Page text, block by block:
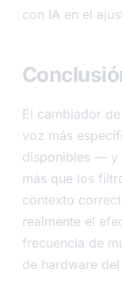
con IA en el
El cambiador
voz más
disponibles — y
más que los
contexto
realmente el
frecuencia de
de hardware